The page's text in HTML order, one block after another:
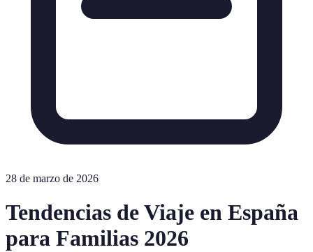
28 de marzo de 2026
Tendencias de Viaje en España
para Familias 2026